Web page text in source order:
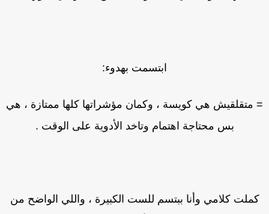
ابتسمت بهدوء:
متقلقيش هي كويسة ، وكمان مؤشراتها كلها ممتازة ، هي
بس محتاجة اهتمام وتاخد الأدوية على الوقت .
كلامي وأنا ببتسم للست الكبيرة ، واللي الواضح من